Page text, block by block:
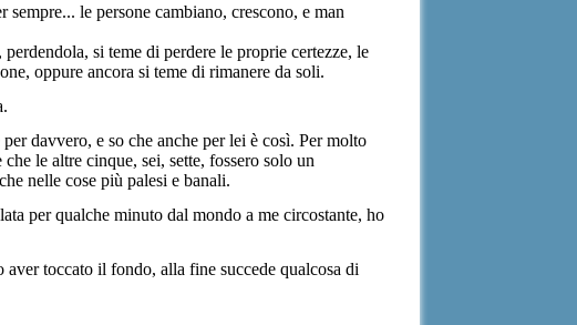
le persone cambiano, crescono, e man
si teme di perdere le proprie certezze, le
oppure ancora si teme di rimanere da soli.
davvero, e so che anche per lei è così. Per molto
le altre cinque, sei, sette, fossero solo un
nelle cose più palesi e banali.
per qualche minuto dal mondo a me circostante, ho
toccato il fondo, alla fine succede qualcosa di